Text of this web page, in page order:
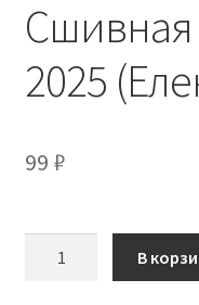
Сшивная
2025
99 ₽
В